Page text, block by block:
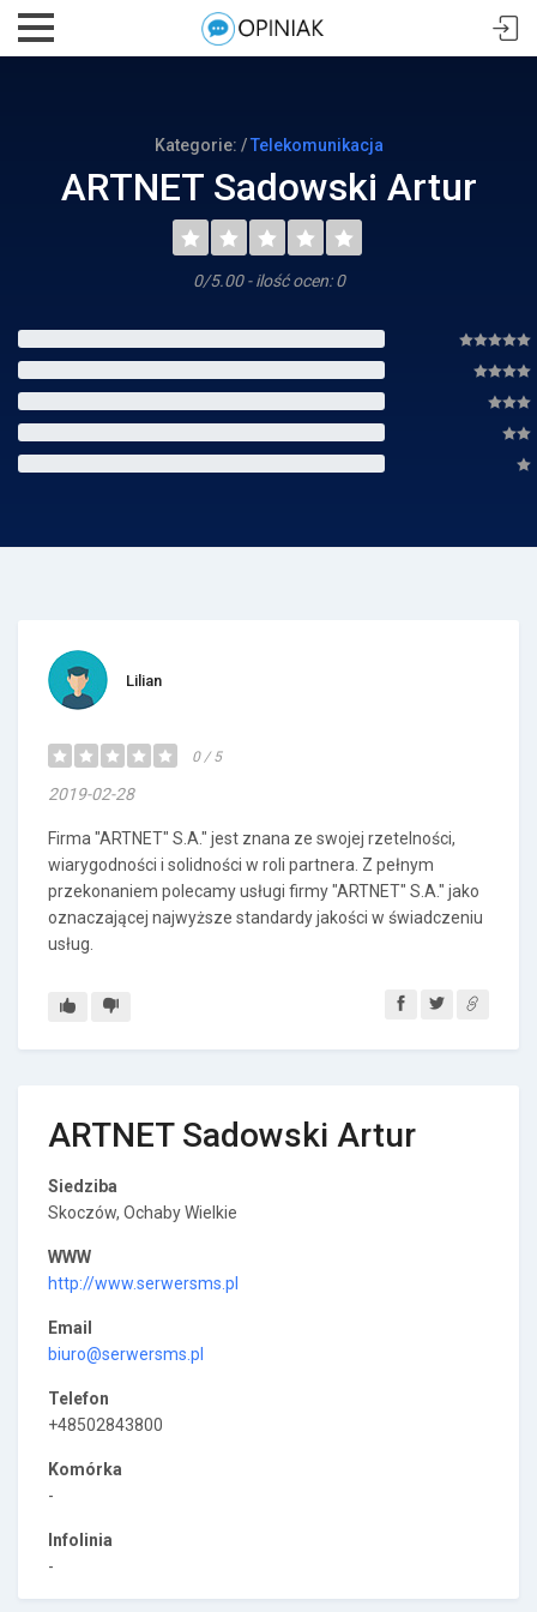
Kategorie: /Telekomunikacja
ARTNET Sadowski Artur
0/5.00 - ilość ocen: 0
Lilian
0 / 5
2019-02-28
Firma "ARTNET" S.A." jest znana ze swojej rzetelności,
wiarygodności i solidności w roli partnera. Z pełnym
przekonaniem polecamy usługi firmy "ARTNET" S.A." jako
oznaczającej najwyższe standardy jakości w świadczeniu
usług.
ARTNET Sadowski Artur
Siedziba
Skoczów, Ochaby Wielkie
WWW
http://www.serwersms.pl
Email
biuro@serwersms.pl
Telefon
+48502843800
Komórka
-
Infolinia
-